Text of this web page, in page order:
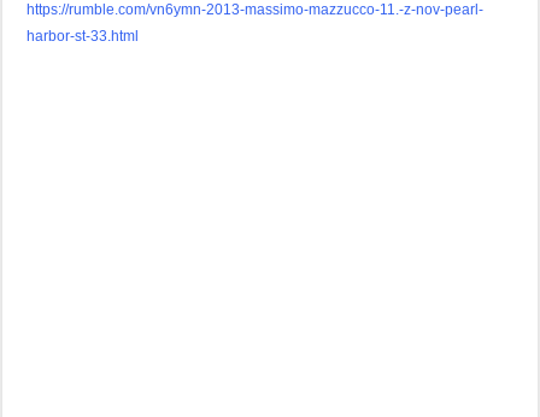
https://rumble.com/vn6ymn-2013-massimo-mazzucco-11.-z-nov-pearl-
harbor-st-33.html